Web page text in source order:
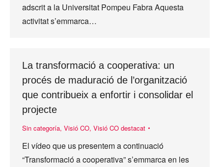
adscrit a la Universitat Pompeu Fabra Aquesta
activitat s’emmarca…
La transformació a cooperativa: un
procés de maduració de l’organització
que contribueix a enfortir i consolidar el
projecte
Sin categoría, Visió CO, Visió CO destacat
El vídeo que us presentem a continuació
“Transformació a cooperativa” s’emmarca en les